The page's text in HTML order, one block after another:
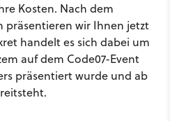
Kosten. Nach dem
präsentieren wir Ihnen jetzt
handelt es sich dabei um
auf dem Code07-Event
präsentiert wurde und ab